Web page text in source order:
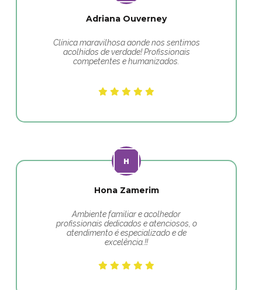
Adriana Ouverney
Clínica maravilhosa aonde nos sentimos
acolhidos de verdade! Profissionais
competentes e humanizados.
Hona Zamerim
Ambiente familiar e acolhedor
profissionais dedicados e atenciosos, o
atendimento é especializado e de
excelência.!!